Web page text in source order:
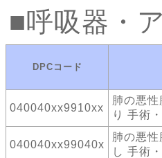
呼吸器・
DPCコード
040040xx9910xx
肺の悪
り 手術
040040xx99040x
肺の悪
し 手術